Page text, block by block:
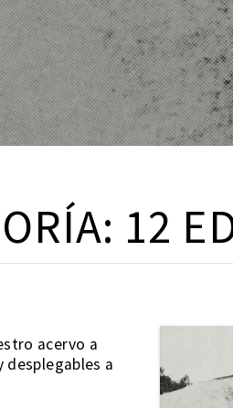
12
acervo a
desplegables a